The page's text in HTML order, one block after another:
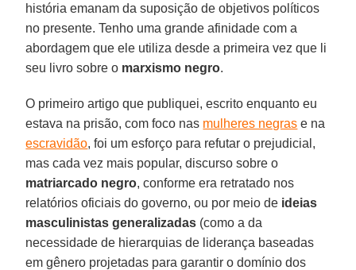
história emanam da suposição de objetivos políticos
no presente. Tenho uma grande afinidade com a
abordagem que ele utiliza desde a primeira vez que li
seu livro sobre o marxismo negro.
O primeiro artigo que publiquei, escrito enquanto eu
estava na prisão, com foco nas mulheres negras e na
escravidão, foi um esforço para refutar o prejudicial,
mas cada vez mais popular, discurso sobre o
matriarcado negro, conforme era retratado nos
relatórios oficiais do governo, ou por meio de ideias
masculinistas generalizadas (como a da
necessidade de hierarquias de liderança baseadas
em gênero projetadas para garantir o domínio dos